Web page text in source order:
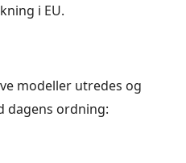
i EU.
modeller utredes og
dagens ordning: